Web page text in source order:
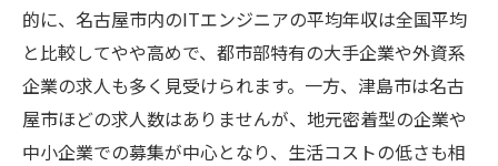
的に、名古屋市内のITエンジニアの平均年収は全国平均
と比較してやや高めで、都市部特有の大手企業や外資系
企業の求人も多く見受けられます。一方、津島市は名古
屋市ほどの求人数はありませんが、地元密着型の企業や
中小企業での募集が中心となり、生活コストの低さも相